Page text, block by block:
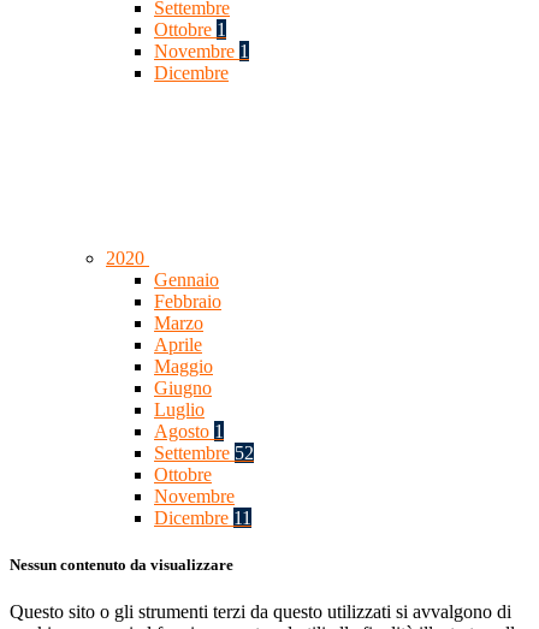
Settembre
Ottobre 1
Novembre 1
Dicembre
2020
Gennaio
Febbraio
Marzo
Aprile
Maggio
Giugno
Luglio
Agosto 1
Settembre 52
Ottobre
Novembre
Dicembre 11
Nessun contenuto da visualizzare
Questo sito o gli strumenti terzi da questo utilizzati si avvalgono di